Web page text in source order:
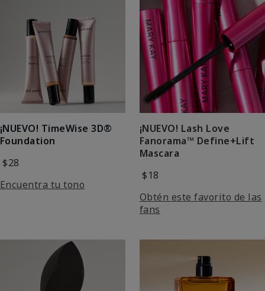
¡NUEVO! TimeWise 3D®
Foundation
$28
Encuentra tu tono
¡NUEVO! Lash Love
Fanorama™ Define+Lift
Mascara
$18
Obtén este favorito de las
fans